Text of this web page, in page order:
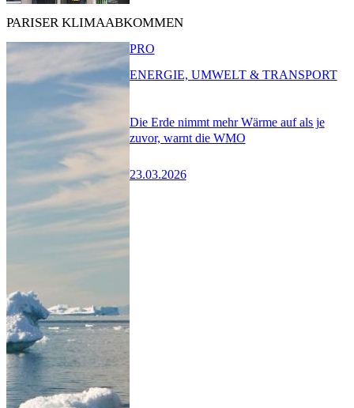
PARISER KLIMAABKOMMEN
Die Erde nimmt mehr Wärme auf als je
zuvor, warnt die WMO
23.03.2026
PRO
ENERGIE, UMWELT & TRANSPORT